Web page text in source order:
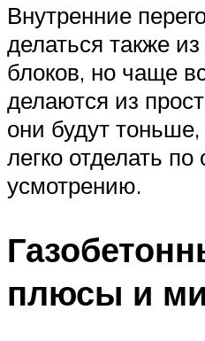
Внутренние
делаться также
блоков, но чаще
делаются из
они будут
легко отделать по
усмотрению.
плюсы и